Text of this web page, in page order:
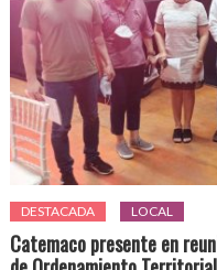
DESTACADA LOCAL
Catemaco presente en